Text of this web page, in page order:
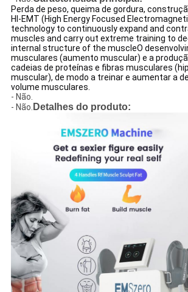
Perda de peso, queima de gordura,
HI-EMT (High Energy Focused
technology to continuously expand and
muscles and carry out extreme training to
internal structure of the muscleO
musculares (aumento muscular) e a
cadeias de proteínas e fibras musculares
muscular), de modo a treinar e aumentar a
volume musculares.
- Não.
- Não. Detalhes do produto: